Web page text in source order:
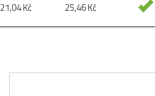
21,04Kč 25,46Kč